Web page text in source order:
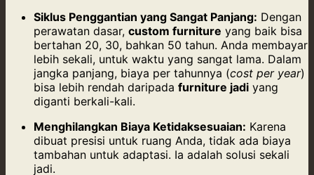
Siklus Penggantian yang Sangat Panjang: Dengan
perawatan dasar, custom furniture yang baik bisa
bertahan 20, 30, bahkan 50 tahun. Anda membayar
lebih sekali, untuk waktu yang sangat lama. Dalam
jangka panjang, biaya per tahunnya (cost per year)
bisa lebih rendah daripada furniture jadi yang
diganti berkali-kali.
Menghilangkan Biaya Ketidaksesuaian: Karena
dibuat presisi untuk ruang Anda, tidak ada biaya
tambahan untuk adaptasi. Ia adalah solusi sekali
jadi.